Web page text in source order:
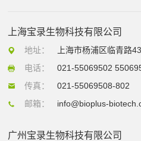
上海宝录生物科技有限公司
地址：
上海市杨浦区临青路
电话：
021-55069502
传真：
021-55069508-802
邮箱：
info@bioplus-
广州宝录生物科技有限公司